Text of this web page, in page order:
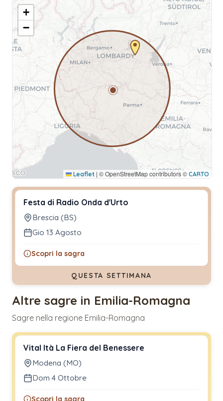
+
−
Leaflet | © OpenStreetMap contributors © CARTO
Festa di Radio Onda d'Urto
Brescia (BS)
Gio 13 Agosto
Scopri la sagra
QUESTA SETTIMANA
Altre sagre in Emilia-Romagna
Sagre nella regione Emilia-Romagna
Vital Ità La Fiera del Benessere
Modena (MO)
Dom 4 Ottobre
Scopri la sagra